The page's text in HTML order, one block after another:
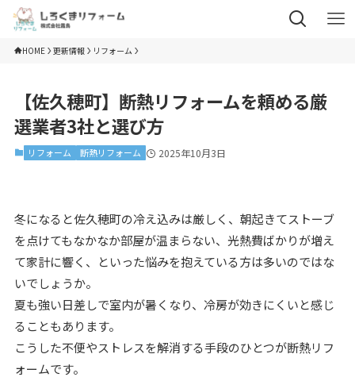
HOME 更新情報 リフォーム
【佐久穂町】断熱リフォームを頼める厳
選業者3社と選び方
リフォーム 断熱リフォーム 2025年10月3日
冬になると佐久穂町の冷え込みは厳しく、朝起きてストーブ
を点けてもなかなか部屋が温まらない、光熱費ばかりが増え
て家計に響く、といった悩みを抱えている方は多いのではな
いでしょうか。
夏も強い日差しで室内が暑くなり、冷房が効きにくいと感じ
ることもあります。
こうした不便やストレスを解消する手段のひとつが断熱リフ
ォームです。